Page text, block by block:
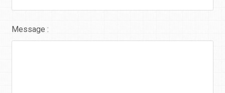
Message :